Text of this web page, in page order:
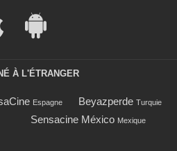
À L'ÉTRANGER
Espagne Beyazperde Turquie
Sensacine México Mexique